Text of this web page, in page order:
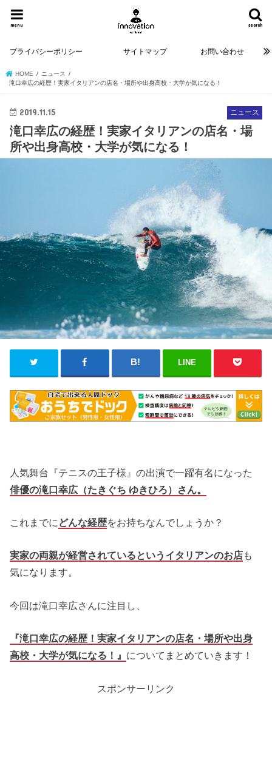
search
menu
プライバシーポリシー サイトマップ お問い合わせ
HOME
ニュース
滝口幸広の経歴！実家イタリアンの店名・場所や出身高校・大学が気になる！
ニュース
2019.11.15
滝口幸広の経歴！実家イタリアンの店名・場
所や出身高校・大学が気になる！
LINE
人気舞台『テニスの王子様』の出演で一躍有名になった
俳優の滝口幸広（たきぐち ゆきひろ）さん。
これまでに どんな経歴をお持ちなんでしょうか？
実家の両親が経営されているというイタリアンのお店も
気になります。
今回は滝口幸広さんに注目し、
『滝口幸広の経歴！実家イタリアンの店名・場所や出身
高校・大学が気になる！』 についてまとめていきます！
スポンサーリンク